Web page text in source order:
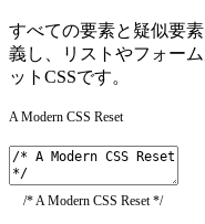
すべての要素と疑似要素
義し、リストやフォー
ットCSSです。
A Modern CSS Reset
/* A Modern CSS Reset */